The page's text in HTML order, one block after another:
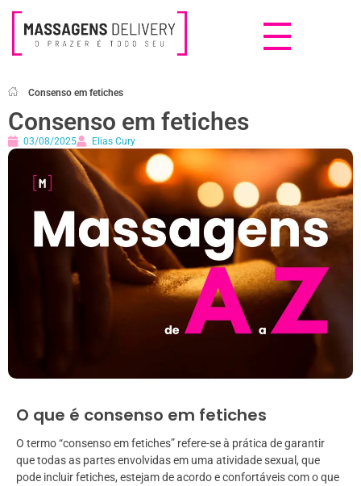
Consenso em fetiches
Consenso em fetiches
03/08/2025 Elias Cury
O que é consenso em fetiches
O termo “consenso em fetiches” refere-se à prática de garantir
que todas as partes envolvidas em uma atividade sexual, que
pode incluir fetiches, estejam de acordo e confortáveis com o que